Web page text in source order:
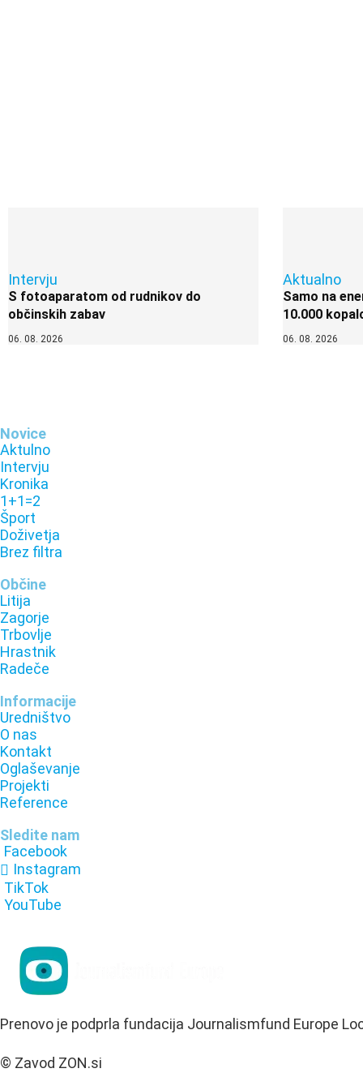
Intervju
S fotoaparatom od rudnikov do
občinskih zabav
06. 08. 2026
Aktualno
Samo na
10.000
06. 08. 2026
Novice
Aktulno
Intervju
Kronika
1+1=2
Šport
Doživetja
Brez filtra
Občine
Litija
Zagorje
Trbovlje
Hrastnik
Radeče
Informacije
Uredništvo
O nas
Kontakt
Oglaševanje
Projekti
Reference
Sledite nam
Facebook
Instagram
TikTok
YouTube
Prenovo je podprla fundacija Journalismfund Europe
© Zavod ZON.si